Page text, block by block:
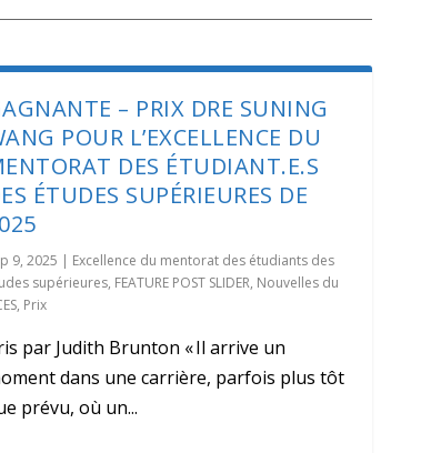
– PRIX DRE SUNING
POUR L’EXCELLENCE DU
DES ÉTUDIANT.E.S
ÉTUDES SUPÉRIEURES DE
9, 2025 | Excellence du mentorat des étudiants des
supérieures, FEATURE POST SLIDER, Nouvelles du
, Prix
par Judith Brunton « Il arrive un
dans une carrière, parfois plus tôt
prévu, où un...